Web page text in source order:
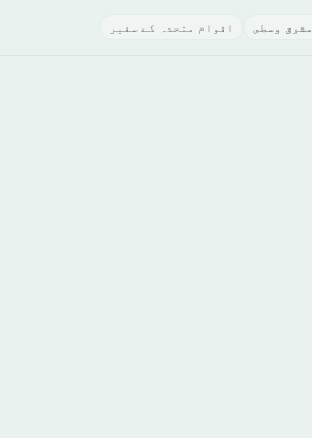
مشرق وسطى اقوام متحدہ کے سفیر